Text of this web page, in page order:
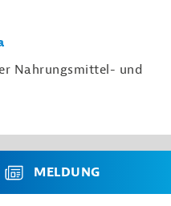
Nahrungsmittel- und
MELDUNG